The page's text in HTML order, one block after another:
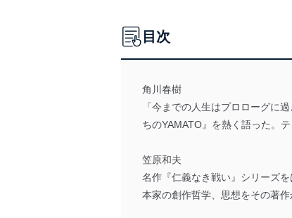
目次
角川春樹
「今までの人生はプロローグに
ちのYAMATO』を熱く語った。
笠原和夫
名作『仁義なき戦い』シリーズ
本家の創作哲学、思想をその著作